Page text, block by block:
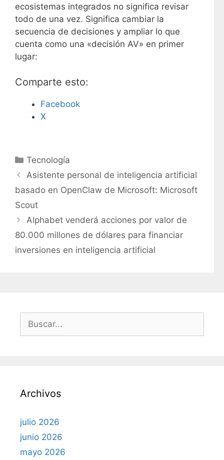
ecosistemas integrados no significa revisar
todo de una vez. Significa cambiar la
secuencia de decisiones y ampliar lo que
cuenta como una «decisión AV» en primer
lugar:
Comparte esto:
Facebook
X
C
a
e
g
o
r
í
Tecnología
Asistente personal de inteligencia artificial
basado en OpenClaw de Microsoft: Microsoft
Scout
Alphabet venderá acciones por valor de
80.000 millones de dólares para financiar
inversiones en inteligencia artificial
:
Archivos
julio 2026
junio 2026
mayo 2026